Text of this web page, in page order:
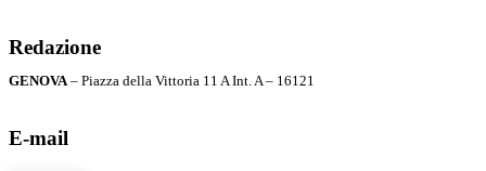
Redazione
GENOVA– Piazza della Vittoria 11 A Int. A – 16121
E-mail